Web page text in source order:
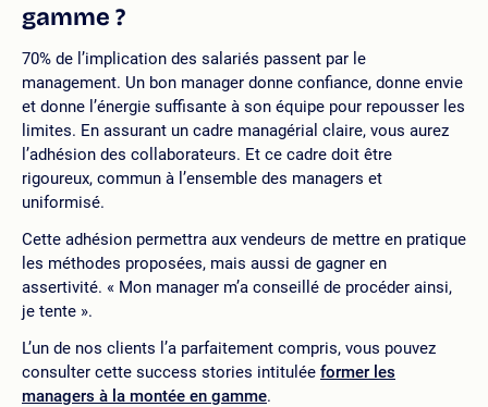
gamme ?
70% de l’implication des salariés passent par le
management. Un bon manager donne confiance, donne envie
et donne l’énergie suffisante à son équipe pour repousser les
limites. En assurant un cadre managérial claire, vous aurez
l’adhésion des collaborateurs. Et ce cadre doit être
rigoureux, commun à l’ensemble des managers et
uniformisé.
Cette adhésion permettra aux vendeurs de mettre en pratique
les méthodes proposées, mais aussi de gagner en
assertivité. « Mon manager m’a conseillé de procéder ainsi,
je tente ».
L’un de nos clients l’a parfaitement compris, vous pouvez
consulter cette success stories intitulée former les
managers à la montée en gamme.